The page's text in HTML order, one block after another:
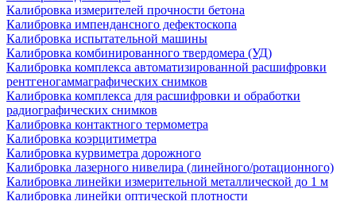
Калибровка измерителей прочности бетона
Калибровка импендансного дефектоскопа
Калибровка испытательной машины
Калибровка комбинированного твердомера (УД)
Калибровка комплекса автоматизированной расшифровки
рентгеногаммаграфических снимков
Калибровка комплекса для расшифровки и обработки
радиографических снимков
Калибровка контактного термометра
Калибровка коэрцитиметра
Калибровка курвиметра дорожного
Калибровка лазерного нивелира (линейного/ротационного)
Калибровка линейки измерительной металлической до 1 м
Калибровка линейки оптической плотности